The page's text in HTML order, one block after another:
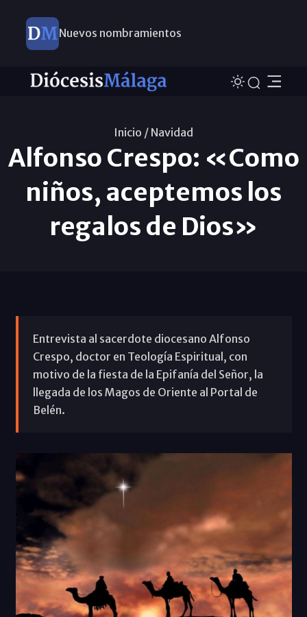
Nuevos nombramientos
Inicio / Navidad
Alfonso Crespo: «Como
niños, aceptemos los
regalos de Dios»
Entrevista al sacerdote diocesano Alfonso
Crespo, doctor en Teología Espiritual, con
motivo de la fiesta de la Epifanía del Señor, la
llegada de los Magos de Oriente al Portal de
Belén.